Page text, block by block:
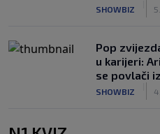
SHOWBIZ
Pop
u karijeri:
se povlači
SHOWBIZ